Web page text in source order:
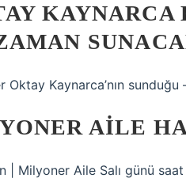
Oktay Kaynarca’nın
AILE
| Milyoner Aile Salı günü